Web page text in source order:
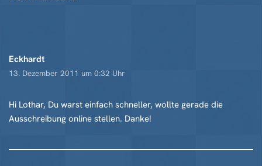
Eckhardt
13. Dezember 2011 um 0:32 Uhr
Hi Lothar, Du warst einfach schneller, wollte gerade die
Ausschreibung online stellen. Danke!